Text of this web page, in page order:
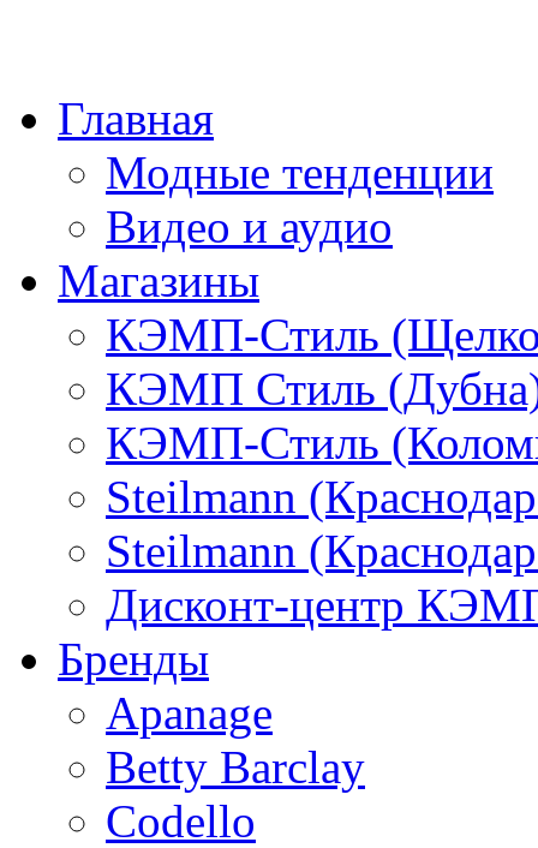
Главная
Модные тенденции
Видео и аудио
Магазины
КЭМП-Стиль
КЭМП Стиль
КЭМП-Стиль
Steilmann
Steilmann
Дисконт-центр
Бренды
Apanage
Betty Barclay
Codello